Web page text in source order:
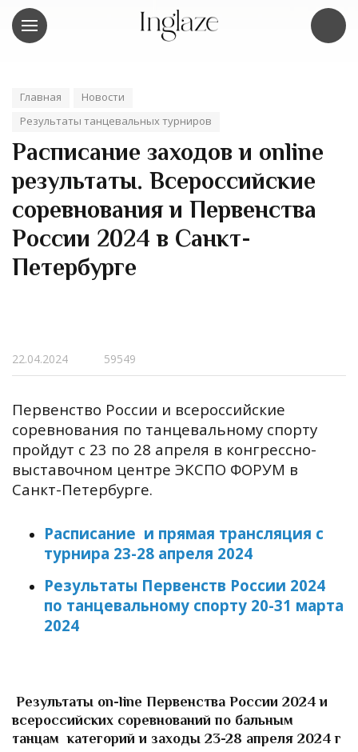
Главная
Новости
Результаты танцевальных турниров
Расписание заходов и online
результаты. Всероссийские
соревнования и Первенства
России 2024 в Санкт-
Петербурге
22.04.2024 59549
Первенство России и всероссийские
соревнования по танцевальному спорту
пройдут с 23 по 28 апреля в конгрессно-
выставочном центре ЭКСПО ФОРУМ в
Санкт-Петербурге.
Расписание и прямая трансляция с
турнира 23-28 апреля 2024
Результаты Первенств России 2024
по танцевальному спорту 20-31 марта
2024
Результаты on-line Первенства России 2024 и
всероссийских соревнований по бальным
танцам категорий и заходы 23-28 апреля 2024 г